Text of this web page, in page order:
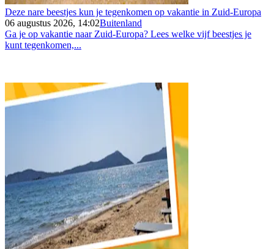
Deze nare beestjes kun je tegenkomen op vakantie in Zuid-Europa
06 augustus 2026, 14:02Buitenland
Ga je op vakantie naar Zuid-Europa? Lees welke vijf beestjes je
kunt tegenkomen,...